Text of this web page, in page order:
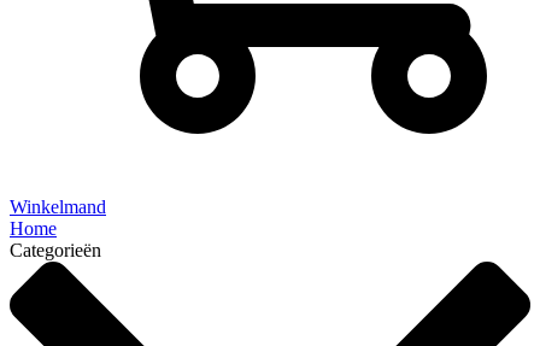
Winkelmand
Home
Categorieën